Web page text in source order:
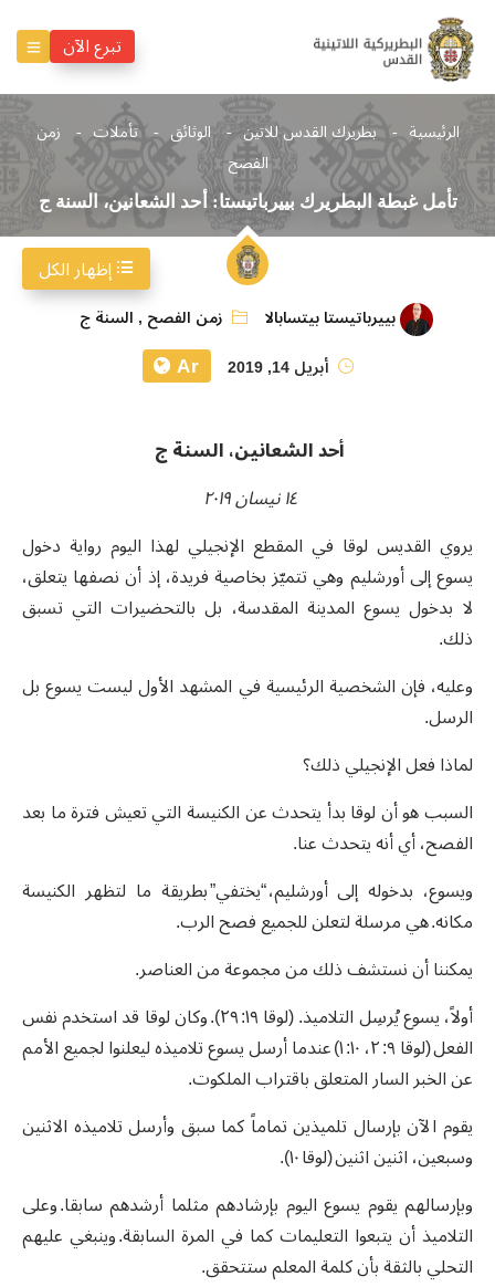
تبرع الآن
الرئيسية بطريرك القدس للاتين الوثائق تأملات
زمن
الفصح
تأمل غبطة البطريرك بييرباتيستا: أحد الشعانين، السنة ج
بييرباتيستا بيتسابالا زمن الفصح , السنة ج
أبريل 14, 2019
Ar
أحد الشعانين، السنة ج
١٤ نيسان ٢٠١٩
يروي القديس لوقا في المقطع الإنجيلي لهذا اليوم رواية دخول
يسوع إلى أورشليم وهي تتميّز بخاصية فريدة، إذ أن نصفها يتعلق،
لا بدخول يسوع المدينة المقدسة، بل بالتحضيرات التي تسبق
ذلك.
وعليه، فإن الشخصية الرئيسية في المشهد الأول ليست يسوع بل
الرسل.
لماذا فعل الإنجيلي ذلك؟
السبب هو أن لوقا بدأ يتحدث عن الكنيسة التي تعيش فترة ما بعد
الفصح، أي أنه يتحدث عنا.
ويسوع، بدخوله إلى أورشليم، “يختفي” بطريقة ما لتظهر الكنيسة
مكانه. هي مرسلة لتعلن للجميع فصح الرب.
يمكننا أن نستشف ذلك من مجموعة من العناصر.
أولاً، يسوع يُرسِل التلاميذ. (لوقا ١٩: ٢٩). وكان لوقا قد استخدم نفس
الفعل (لوقا ٩: ٢، ١٠: ١) عندما أرسل يسوع تلاميذه ليعلنوا لجميع الأمم
عن الخبر السار المتعلق باقتراب الملكوت.
يقوم الآن بإرسال تلميذين تماماً كما سبق وأرسل تلاميذه الاثنين
وسبعين، اثنين اثنين (لوقا ١٠).
وبإرسالهم يقوم يسوع اليوم بإرشادهم مثلما أرشدهم سابقا. وعلى
التلاميذ أن يتبعوا التعليمات كما في المرة السابقة. وينبغي عليهم
التحلي بالثقة بأن كلمة المعلم ستتحقق.
إظهار الكل